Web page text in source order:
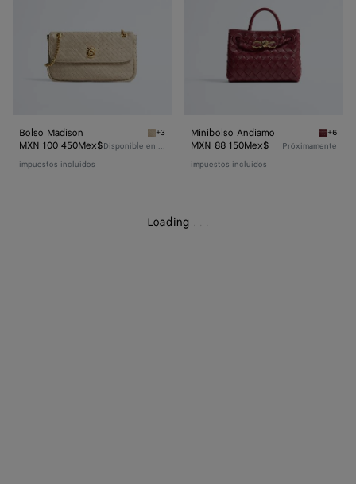
Bolso Madison Ecru Bolso Madison
+3
MXN 100 450Mex$
impuestos incluidos
Disponible en línea
Minibolso Andiamo Lava
+6
MXN 88 150Mex$
impuestos incluidos
Próximamente
Loading . .